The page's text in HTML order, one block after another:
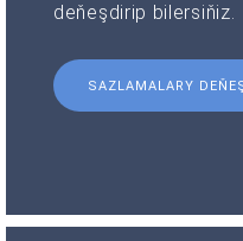
deňeşdirip bilersiňiz.
SAZLAMALARY